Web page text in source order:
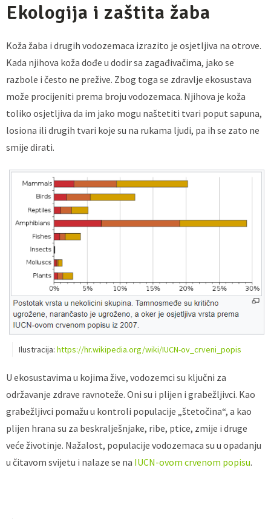
Ekologija i zaštita žaba
Koža žaba i drugih vodozemaca izrazito je osjetljiva na otrove.
Kada njihova koža dođe u dodir sa zagađivačima, jako se
razbole i često ne prežive. Zbog toga se zdravlje ekosustava
može procijeniti prema broju vodozemaca. Njihova je koža
toliko osjetljiva da im jako mogu naštetiti tvari poput sapuna,
losiona ili drugih tvari koje su na rukama ljudi, pa ih se zato ne
smije dirati.
Ilustracija: https://hr.wikipedia.org/wiki/IUCN-ov_crveni_popis
U ekosustavima u kojima žive, vodozemci su ključni za
održavanje zdrave ravnoteže. Oni su i plijen i grabežljivci. Kao
grabežljivci pomažu u kontroli populacije „štetočina“, a kao
plijen hrana su za beskralješnjake, ribe, ptice, zmije i druge
veće životinje. Nažalost, populacije vodozemaca su u opadanju
u čitavom svijetu i nalaze se na IUCN-ovom crvenom popisu.